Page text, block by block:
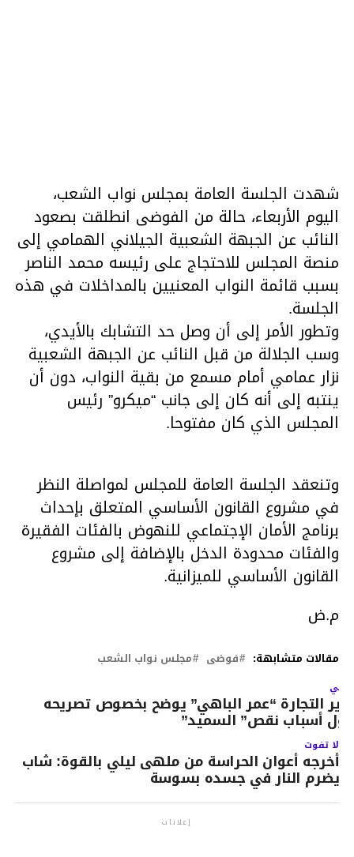
شهدت الجلسة العامة بمجلس نواب الشعب،
اليوم الأربعاء، حالة من الفوضى انطلقت بصعود
النائب عن الجبهة الشعبية الجيلاني الهمامي إلى
منصة المجلس للاحتجاج على رئيسه محمد الناصر
بسبب قائمة النواب المعنيين بالمداخلات في هذه
الجلسة.
وتطور الأمر إلى أن وصل حد التشابك بالأيدي،
وسب الجلالة من قبل النائب عن الجبهة الشعبية
نزار عمامي أمام مسمع من بقية النواب، دون أن
ينتبه إلى أنه كان إلى جانب “ميكرو” رئيس
المجلس الذي كان مفتوحا.
وتنعقد الجلسة العامة للمجلس لمواصلة النظر
في مشروع القانون الأساسي المتعلق بإحداث
برنامج الأمان الإجتماعي للنهوض بالفئات الفقيرة
والفئات محدودة الدخل بالإضافة إلى مشروع
القانون الأساسي للميزانية.
م.ض
مقالات متشابهة: فوضى مجلس نواب الشعب
التجارة “عمر الباهي” يوضح بخصوص تصريحه
أسباب نقص” السميد”
لا تفوت
أخرجه أعوان الحراسة من ملهى ليلي بالقوة: شاب
يضرم النار في جسده بسوسة
إعلانات